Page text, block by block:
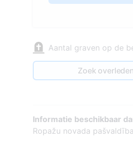
Aantal graven op de
Zoek
Informatie beschikbaar
Ropažu novada